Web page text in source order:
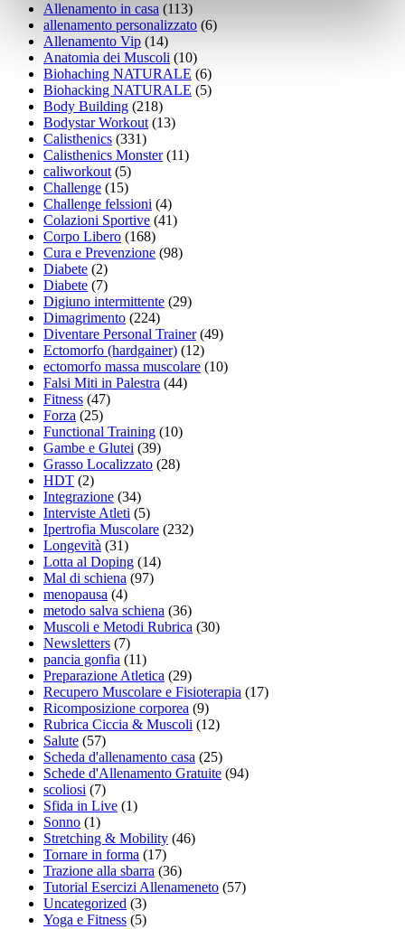
Allenamento in casa (113)
allenamento personalizzato (6)
Allenamento Vip (14)
Anatomia dei Muscoli (10)
Biohaching NATURALE (6)
Biohacking NATURALE (5)
Body Building (218)
Bodystar Workout(13)
Calisthenics (331)
Calisthenics Monster(11)
caliworkout(5)
Challenge (15)
Challenge felssioni (4)
Colazioni Sportive (41)
Corpo Libero (168)
Cura e Prevenzione (98)
Diabete (2)
Diabete (7)
Digiuno intermittente (29)
Dimagrimento (224)
Diventare Personal Trainer(49)
Ectomorfo (hardgainer) (12)
ectomorfo massa muscolare (10)
Falsi Miti in Palestra (44)
Fitness (47)
Forza (25)
Functional Training (10)
Gambe e Glutei (39)
Grasso Localizzato (28)
HDT (2)
Integrazione (34)
Interviste Atleti (5)
Ipertrofia Muscolare (232)
Longevità (31)
Lotta al Doping (14)
Mal di schiena (97)
menopausa (4)
metodo salva schiena (36)
Muscoli e Metodi Rubrica (30)
Newsletters (7)
pancia gonfia (11)
Preparazione Atletica (29)
Recupero Muscolare e Fisioterapia (17)
Ricomposizione corporea (9)
Rubrica Ciccia & Muscoli (12)
Salute (57)
Scheda d'allenamento casa (25)
Schede d'Allenamento Gratuite (94)
scoliosi (7)
Sfida in Live (1)
Sonno (1)
Stretching & Mobility (46)
Tornare in forma (17)
Trazione alla sbarra (36)
Tutorial Esercizi Allenameneto (57)
Uncategorized (3)
Yoga e Fitness (5)